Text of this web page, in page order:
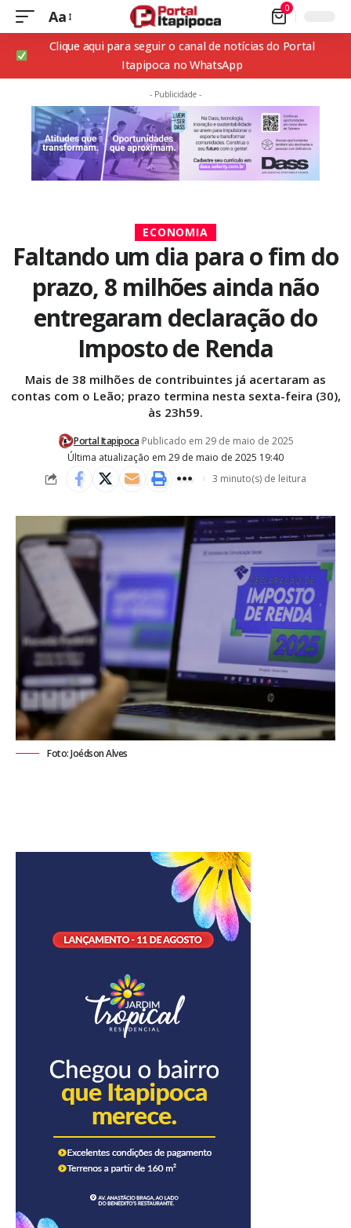
Aa 0
Clique aqui para seguir o canal de notícias do Portal
Itapipoca no WhatsApp
- Publicidade -
ECONOMIA
Faltando um dia para o fim do
prazo, 8 milhões ainda não
entregaram declaração do
Imposto de Renda
Mais de 38 milhões de contribuintes já acertaram as
contas com o Leão; prazo termina nesta sexta-feira (30),
às 23h59.
Última atualização em 29 de maio de 2025 19:40
Portal Itapipoca Publicado em 29 de maio de 2025
3 minuto(s) de leitura
Foto: Joédson Alves